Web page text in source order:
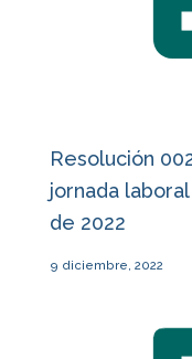
Resolución
jornada
de 2022
9 diciembre, 2022